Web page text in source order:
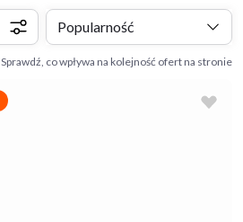
Popularność
Sprawdź, co wpływa na kolejność ofert na stronie